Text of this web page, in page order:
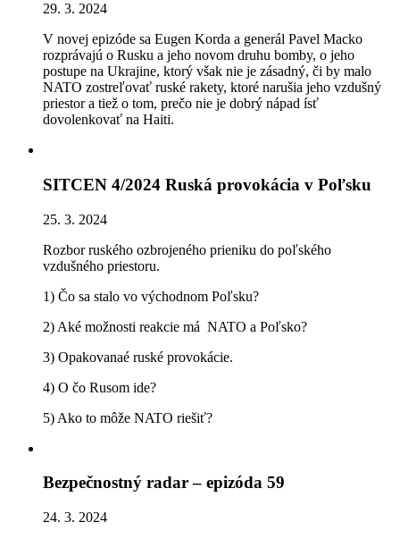
29. 3. 2024
V novej epizóde sa Eugen Korda a generál Pavel Macko
rozprávajú o Rusku a jeho novom druhu bomby, o jeho
postupe na Ukrajine, ktorý však nie je zásadný, či by malo
NATO zostreľovať ruské rakety, ktoré narušia jeho vzdušný
priestor a tiež o tom, prečo nie je dobrý nápad ísť
dovolenkovať na Haiti.
SITCEN 4/2024 Ruská provokácia v Poľsku
25. 3. 2024
Rozbor ruského ozbrojeného prieniku do poľského
vzdušného priestoru.
1) Čo sa stalo vo východnom Poľsku?
2) Aké možnosti reakcie má NATO a Poľsko?
3) Opakovanaé ruské provokácie.
4) O čo Rusom ide?
5) Ako to môže NATO riešiť?
Bezpečnostný radar – epizóda 59
24. 3. 2024